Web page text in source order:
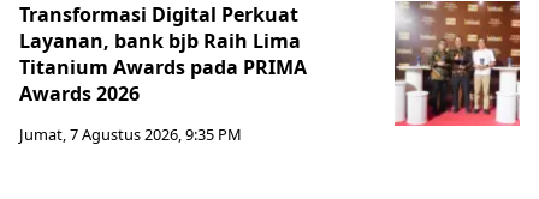
Transformasi Digital Perkuat
Layanan, bank bjb Raih Lima
Titanium Awards pada PRIMA
Awards 2026
Jumat, 7 Agustus 2026, 9:35 PM